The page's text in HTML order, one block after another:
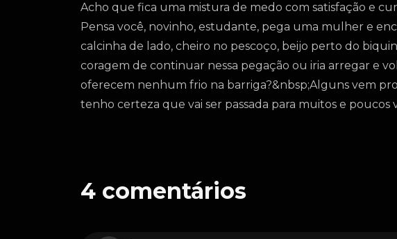
Acho que fica uma mistura de medo com satisfação e
Pensa você, novinho, estudante, pega uma mulher e
calcinha de lado, cheiro no pescoço, beijo perto do
coragem de continuar nessa pegação ou iria arregar e
oferecem nenhum frio na barriga?&nbsp;Alguns vem
tenho certeza que vai ser passada para muitos e
4 comentários